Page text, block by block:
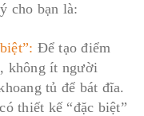
cho bạn là:
Để tạo điểm
không ít người
tủ để bát đĩa.
thiết kế “đặc biệt”